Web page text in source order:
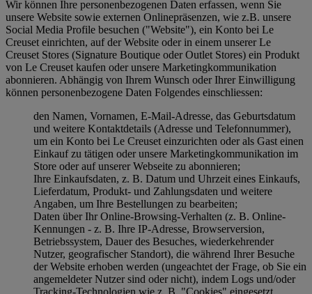
Wir können Ihre personenbezogenen Daten erfassen, wenn Sie
unsere Website sowie externen Onlinepräsenzen, wie z.B. unsere
Social Media Profile besuchen ("Website"), ein Konto bei Le
Creuset einrichten, auf der Website oder in einem unserer Le
Creuset Stores (Signature Boutique oder Outlet Stores) ein Produkt
von Le Creuset kaufen oder unsere Marketingkommunikation
abonnieren. Abhängig von Ihrem Wunsch oder Ihrer Einwilligung
können personenbezogene Daten Folgendes einschliessen:
den Namen, Vornamen, E-Mail-Adresse, das Geburtsdatum
und weitere Kontaktdetails (Adresse und Telefonnummer),
um ein Konto bei Le Creuset einzurichten oder als Gast einen
Einkauf zu tätigen oder unsere Marketingkommunikation im
Store oder auf unserer Webseite zu abonnieren;
Ihre Einkaufsdaten, z. B. Datum und Uhrzeit eines Einkaufs,
Lieferdatum, Produkt- und Zahlungsdaten und weitere
Angaben, um Ihre Bestellungen zu bearbeiten;
Daten über Ihr Online-Browsing-Verhalten (z. B. Online-
Kennungen - z. B. Ihre IP-Adresse, Browserversion,
Betriebssystem, Dauer des Besuches, wiederkehrender
Nutzer, geografischer Standort), die während Ihrer Besuche
der Website erhoben werden (ungeachtet der Frage, ob Sie ein
angemeldeter Nutzer sind oder nicht), indem Logs und/oder